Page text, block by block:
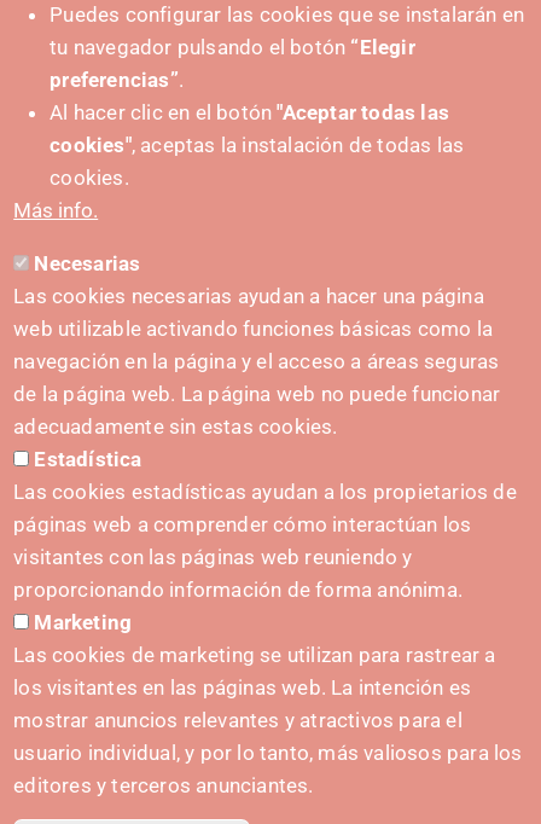
SUSTATZAILEA
HARREMANETARAKO
hola@irisnavarra.com
(+34) 628 23 12 32
C. del Sadar, 31006 Pamplona
Harremanetarako formularioa
Prentsa-kita
HASIERA EMATEA
Navarra Cybersecurity Center
Spain Living Lab
Ekintzailetza babestea
Puedes configurar las cookies que se instalarán en
tu navegador pulsando el botón “Elegir
preferencias”.
Al hacer clic en el botón"Aceptar todas las
cookies", aceptas la instalación de todas las
cookies.
Más info.
Necesarias
Las cookies necesarias ayudan a hacer una página
web utilizable activando funciones básicas como la
navegación en la página y el acceso a áreas seguras
de la página web. La página web no puede funcionar
adecuadamente sin estas cookies.
Estadística
Las cookies estadísticas ayudan a los propietarios de
páginas web a comprender cómo interactúan los
visitantes con las páginas web reuniendo y
proporcionando información de forma anónima.
Marketing
Las cookies de marketing se utilizan para rastrear a
los visitantes en las páginas web. La intención es
mostrar anuncios relevantes y atractivos para el
usuario individual, y por lo tanto, más valiosos para los
editores y terceros anunciantes.